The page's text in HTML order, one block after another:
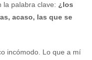
la palabra clave: ¿los
acaso, las que se
incómodo. Lo que a mí